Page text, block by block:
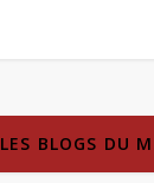
LES BLOGS DU